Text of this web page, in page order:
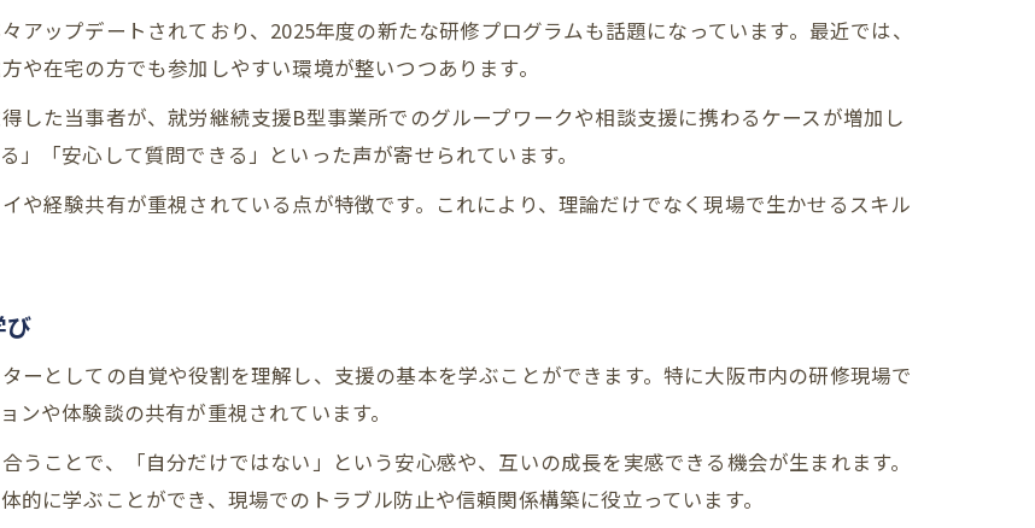
2025年注目のピアサポート研修日程と概要
障害者ピアサポート研修2025年の新たな傾向
オンライン対応のピアサポート研修最新情報
精神障害者向けピアサポート研修の進化
ピアサポート支援現場で役立つ研修の選び方
ピアサポート研修で身につく自立支援スキル
精神障害者支援におけるピアサポートの効果
ピアサポーターが語る自立支援成功の秘訣
ンライン研修で広がる新しい支援の形
ップデートされており、2025年度の新たな研修プログラムも話題になっています。最近では、
在宅の方でも参加しやすい環境が整いつつあります。
した当事者が、就労継続支援B型事業所でのグループワークや相談支援に携わるケースが増加し
「安心して質問できる」といった声が寄せられています。
や経験共有が重視されている点が特徴です。これにより、理論だけでなく現場で生かせるスキル
び
ーとしての自覚や役割を理解し、支援の基本を学ぶことができます。特に大阪市内の研修現場で
や体験談の共有が重視されています。
うことで、「自分だけではない」という安心感や、互いの成長を実感できる機会が生まれます。
的に学ぶことができ、現場でのトラブル防止や信頼関係構築に役立っています。